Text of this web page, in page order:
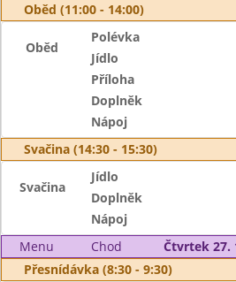
Oběd (11:00 - 14:00)
Oběd
Polévka
Jídlo
Příloha
Doplněk
Nápoj
Svačina (14:30 - 15:30)
Svačina
Jídlo
Doplněk
Nápoj
Menu
Chod
Čtvrtek 27.
Přesnídávka (8:30 - 9:30)